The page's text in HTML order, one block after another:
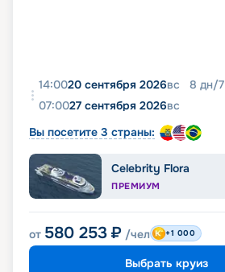
14:0020 сентября 2026вс 8 дн/7
07:0027 сентября 2026вс
Вы посетите 3 страны:
Celebrity Flora
ПРЕМИУМ
от 580 253 ₽ /чел +1 000
Выбрать круиз